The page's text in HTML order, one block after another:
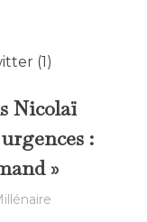
Nicolaï
:
»